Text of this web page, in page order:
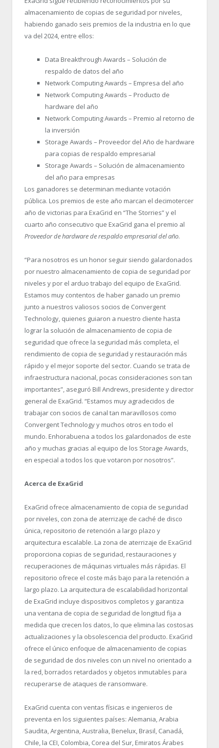
almacenamiento de copias de seguridad por niveles,
habiendo ganado seis premios de la industria en lo que
va del 2024, entre ellos:
Data Breakthrough Awards – Solución de
respaldo de datos del año
Network Computing Awards – Empresa del año
Network Computing Awards – Producto de
hardware del año
Network Computing Awards – Premio al retorno de
la inversión
Storage Awards – Proveedor del Año de hardware
para copias de respaldo empresarial
Storage Awards – Solución de almacenamiento
del año para empresas
Los ganadores se determinan mediante votación
pública. Los premios de este año marcan el decimotercer
año de victorias para ExaGrid en “The Storries” y el
cuarto año consecutivo que ExaGrid gana el premio al
Proveedor de hardware de respaldo empresarial del año.
“Para nosotros es un honor seguir siendo galardonados
por nuestro almacenamiento de copia de seguridad por
niveles y por el arduo trabajo del equipo de ExaGrid.
Estamos muy contentos de haber ganado un premio
junto a nuestros valiosos socios de Convergent
Technology, quienes guiaron a nuestro cliente hasta
lograr la solución de almacenamiento de copia de
seguridad que ofrece la seguridad más completa, el
rendimiento de copia de seguridad y restauración más
rápido y el mejor soporte del sector. Cuando se trata de
infraestructura nacional, pocas consideraciones son tan
importantes”, aseguró Bill Andrews, presidente y director
general de ExaGrid. “Estamos muy agradecidos de
trabajar con socios de canal tan maravillosos como
Convergent Technology y muchos otros en todo el
mundo. Enhorabuena a todos los galardonados de este
año y muchas gracias al equipo de los Storage Awards,
en especial a todos los que votaron por nosotros”.
Acerca de ExaGrid
ExaGrid ofrece almacenamiento de copia de seguridad
por niveles, con zona de aterrizaje de caché de disco
única, repositorio de retención a largo plazo y
arquitectura escalable. La zona de aterrizaje de ExaGrid
proporciona copias de seguridad, restauraciones y
recuperaciones de máquinas virtuales más rápidas. El
repositorio ofrece el coste más bajo para la retención a
largo plazo. La arquitectura de escalabilidad horizontal
de ExaGrid incluye dispositivos completos y garantiza
una ventana de copia de seguridad de longitud fija a
medida que crecen los datos, lo que elimina las costosas
actualizaciones y la obsolescencia del producto. ExaGrid
ofrece el único enfoque de almacenamiento de copias
de seguridad de dos niveles con un nivel no orientado a
la red, borrados retardados y objetos inmutables para
recuperarse de ataques de ransomware.
ExaGrid cuenta con ventas físicas e ingenieros de
preventa en los siguientes países: Alemania, Arabia
Saudita, Argentina, Australia, Benelux, Brasil, Canadá,
Chile, la CEI, Colombia, Corea del Sur, Emiratos Árabes